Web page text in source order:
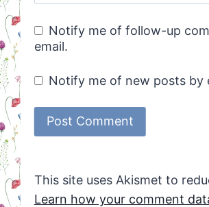
Notify me of follow-up
email.
Notify me of new posts by
This site uses Akismet to
Learn how your comment